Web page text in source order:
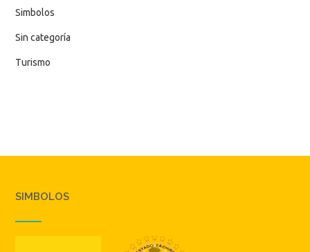
Simbolos
Sin categoría
Turismo
SIMBOLOS